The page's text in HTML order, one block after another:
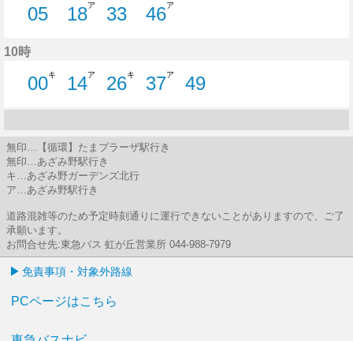
05
18ア
33
46ア
10時
00
0分はつ
キ
14
14分はつ
ア
26
26分はつ
キ
37
37分はつ
ア
49
49分はつ
無印…【循環】たまプラーザ駅行き
無印…あざみ野駅行き
キ…あざみ野ガーデンズ北行
ア…あざみ野駅行き
道路混雑等のため予定時刻通りに運行できないことがありますので、ご了
承願います。
お問合せ先:東急バス 虹が丘営業所 044-988-7979
免責事項・対象外路線
PCページはこちら